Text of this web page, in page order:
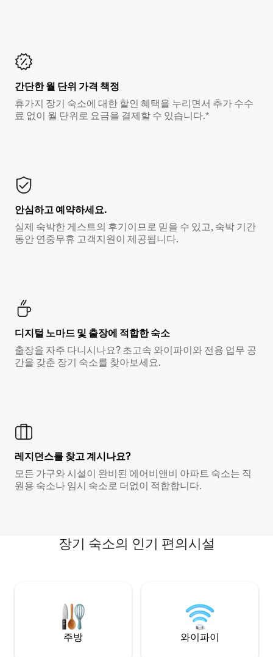
간단한 월 단위 가격 책정
휴가지 장기 숙소에 대한 할인 혜택을 누리면서 추가 수수
료 없이 월 단위로 요금을 결제할 수 있습니다.*
안심하고 예약하세요.
실제 숙박한 게스트의 후기이므로 믿을 수 있고, 숙박 기간
동안 연중무휴 고객지원이 제공됩니다.
디지털 노마드 및 출장에 적합한 숙소
출장을 자주 다니시나요? 초고속 와이파이와 전용 업무 공
간을 갖춘 장기 숙소를 찾아보세요.
레지던스를 찾고 계시나요?
모든 가구와 시설이 완비된 에어비앤비 아파트 숙소는 직
원용 숙소나 임시 숙소로 더없이 적합합니다.
장기 숙소의 인기 편의시설
주방 와이파이